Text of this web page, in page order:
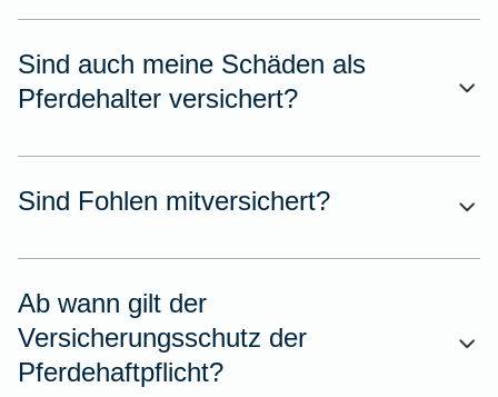
Sind auch meine Schäden als
Pferdehalter versichert?
Sind Fohlen mitversichert?
Ab wann gilt der
Versicherungsschutz der
Pferdehaftpflicht?